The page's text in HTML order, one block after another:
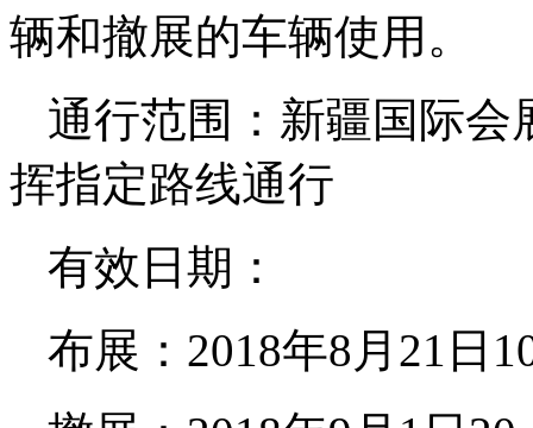
辆和撤展的车辆使用。
通行范围：新疆国际会
挥指定路线通行
有效日期：
布展：2018年8月21日